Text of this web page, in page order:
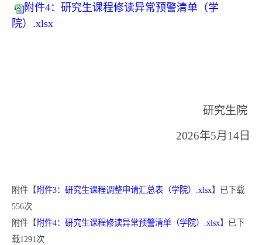
附件4：研究生课程修读异常预警清单（学
院）.xlsx
研究生院
2026年5月 14日
附件【附件3：研究生课程调整申请汇总表（学院）.xlsx】已下载
556次
附件【附件4：研究生课程修读异常预警清单（学院）.xlsx】已下
载1291次